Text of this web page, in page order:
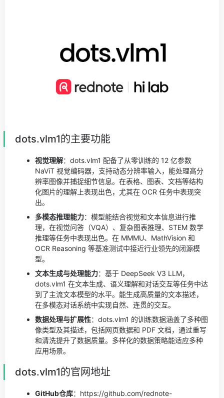
dots.vlm1的主要功能
视觉理解：dots.vlm1 配备了从零训练的 12 亿参数
NaViT 视觉编码器，支持动态分辨率输入，能处理高分
辨率图像并捕捉细节信息。在表格、图表、文档等结构
化图片的理解上表现出色，尤其在 OCR 任务中表现突
出。
多模态推理能力：模型能结合视觉和文本信息进行推
理，在视觉问答（VQA）、复杂图表推理、STEM 数学
推理等任务中表现出色。在 MMMU、MathVision 和
OCR Reasoning 等基准测试中接近行业领先的闭源模
型。
文本生成与处理能力：基于 DeepSeek V3 LLM，
dots.vlm1 在文本生成、语义理解和对话交互等任务中达
到了主流文本模型的水平。能生成高质量的文本描述，
在多模态对话系统中实现自然、连贯的交互。
数据处理与扩展性：dots.vlm1 的训练数据涵盖了多种图
像类型及其描述，包括网页数据和 PDF 文档，通过重写
和清洗提升了数据质量。多样化的数据策略能适应多种
应用场景。
dots.vlm1的官网地址
GitHub仓库：https://github.com/rednote-